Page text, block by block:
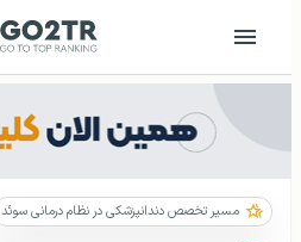
مسیر تخصص دندانپزشکی در نظام درمانی سوئد